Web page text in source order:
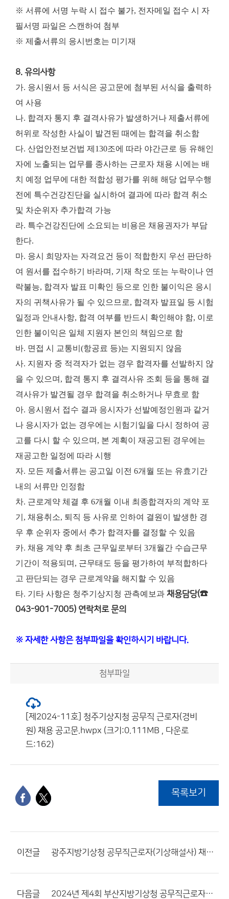
※ 서류에 서명 누락 시 접수 불가, 전자메일 접수 시 자
필서명 파일은 스캔하여 첨부
※ 제출서류의 응시번호는 미기재
8. 유의사항
가. 응시원서 등 서식은 공고문에 첨부된 서식을 출력하
여 사용
나. 합격자 통지 후 결격사유가 발생하거나 제출서류에
허위로 작성한 사실이 발견된 때에는 합격을 취소함
다. 산업안전보건법 제130조에 따라 야간근로 등 유해인
자에 노출되는 업무를 종사하는 근로자 채용 시에는 배
치 예정 업무에 대한 적합성 평가를 위해 해당 업무수행
전에 특수건강진단을 실시하여 결과에 따라 합격 취소
및 차순위자 추가합격 가능
라. 특수건강진단에 소요되는 비용은 채용권자가 부담
한다.
마. 응시 희망자는 자격요건 등이 적합한지 우선 판단하
여 원서를 접수하기 바라며, 기재 착오 또는 누락이나 연
락불능, 합격자 발표 미확인 등으로 인한 불이익은 응시
자의 귀책사유가 될 수 있으므로, 합격자 발표일 등 시험
일정과 안내사항, 합격 여부를 반드시 확인해야 함, 이로
인한 불이익은 일체 지원자 본인의 책임으로 함
바. 면접 시 교통비(항공료 등)는 지원되지 않음
사. 지원자 중 적격자가 없는 경우 합격자를 선발하지 않
을 수 있으며, 합격 통지 후 결격사유 조회 등을 통해 결
격사유가 발견될 경우 합격을 취소하거나 무효로 함
아. 응시원서 접수 결과 응시자가 선발예정인원과 같거
나 응시자가 없는 경우에는 시험기일을 다시 정하여 공
고를 다시 할 수 있으며, 본 계획이 재공고된 경우에는
재공고한 일정에 따라 시행
자. 모든 제출서류는 공고일 이전 6개월 또는 유효기간
내의 서류만 인정함
차. 근로계약 체결 후 6개월 이내 최종합격자의 계약 포
기, 채용취소, 퇴직 등 사유로 인하여 결원이 발생한 경
우 후 순위자 중에서 추가 합격자를 결정할 수 있음
카. 채용 계약 후 최초 근무일로부터 3개월간 수습근무
기간이 적용되며, 근무태도 등을 평가하여 부적합하다
고 판단되는 경우 근로계약을 해지할 수 있음
타. 기타 사항은 청주기상지청 관측예보과 채용담당(☎
043-901-7005) 연락처로 문의
※ 자세한 사항은 첨부파일을 확인하시기 바랍니다.
첨부파일
[제2024-11호] 청주기상지청 공무직 근로자(경비
원) 채용 공고문.hwpx (크기:0.111MB , 다운로
드:162)
목록보기
이전글 광주지방기상청 공무직근로자(기상해설사) 채용 최종합격자 공고
다음글 2024년 제4회 부산지방기상청 공무직근로자(시설물청소원) 채용 최종합격자 공고